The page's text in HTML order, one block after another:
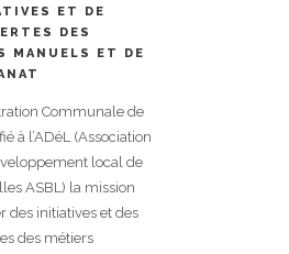
ET DE
DES
MANUELS ET DE
Communale de
à l’ADéL (Association
local de
ASBL) la mission
des initiatives et des
des métiers